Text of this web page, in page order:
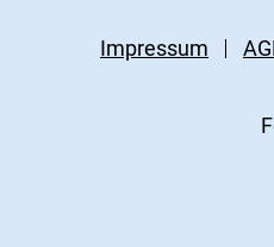
Impressum